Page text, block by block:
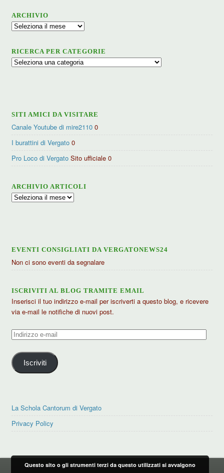
ARCHIVIO
Archivio
RICERCA PER CATEGORIE
Ricerca
SITI AMICI DA VISITARE
Canale Youtube di mire2110 0
I burattini di Vergato 0
Pro Loco di Vergato Sito ufficiale 0
ARCHIVIO ARTICOLI
Archivio
EVENTI CONSIGLIATI DA VERGATONEWS24
Non ci sono eventi da segnalare
ISCRIVITI AL BLOG TRAMITE EMAIL
Inserisci il tuo indirizzo e-mail per iscriverti a questo blog, e ricevere
via e-mail le notifiche di nuovi post.
Indirizzo
mail
Iscriviti
La Schola Cantorum di Vergato
Privacy Policy
Questo sito o gli strumenti terzi da questo utilizzati si avvalgono